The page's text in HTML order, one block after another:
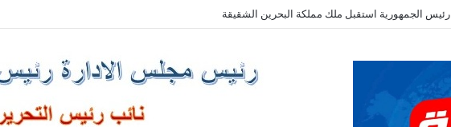
رئيس الجمهورية استقبل ملك مملكة البحرين الشقيقة